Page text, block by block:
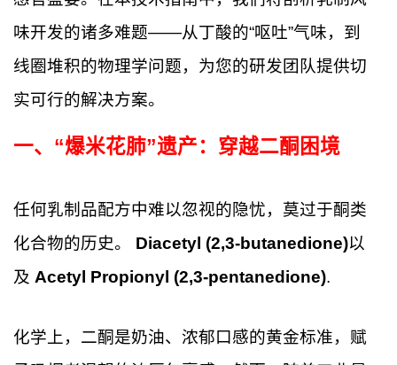
味开发的诸多难题——从丁酸的“呕吐”气味，到
线圈堆积的物理学问题，为您的研发团队提供切
实可行的解决方案。
一、“爆米花肺”遗产：穿越二酮困境
任何乳制品配方中难以忽视的隐忧，莫过于酮类
化合物的历史。 Diacetyl (2,3-butanedione)以
及 Acetyl Propionyl (2,3-pentanedione).
化学上，二酮是奶油、浓郁口感的黄金标准，赋